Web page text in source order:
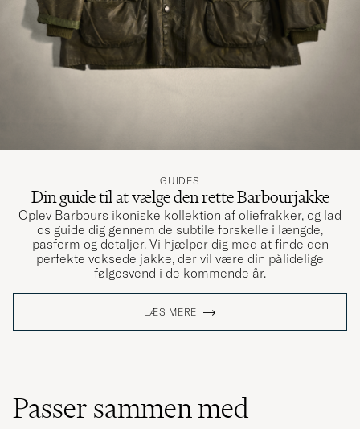
Dokumentvesken er veldig fin og mannen ble
fornøyd med gaven
MARIA A KØBTE PÅ CAREOFCARL.NO
hade bättre fack och hållare invändigt för
pennor, visitkort och diverse småsaker.
TONY A KØBTE PÅ CAREOFCARL.SE
lite flera små fack för att hålla ordning.
rymmer dator, block, pennor, ett litet paraply
GUIDES
Din guide til at vælge den rette Barbourjakke
Oplev Barbours ikoniske kollektion af oliefrakker, og lad
os guide dig gennem de subtile forskelle i længde,
pasform og detaljer. Vi hjælper dig med at finde den
perfekte voksede jakke, der vil være din pålidelige
følgesvend i de kommende år.
LÆS MERE
Passer sammen med